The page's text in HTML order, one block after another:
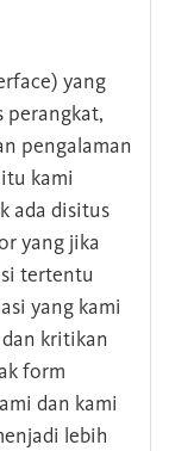
yang
perangkat,
pengalaman
kami
ada disitus
yang jika
tertentu
yang kami
kritikan
form
dan kami
lebih